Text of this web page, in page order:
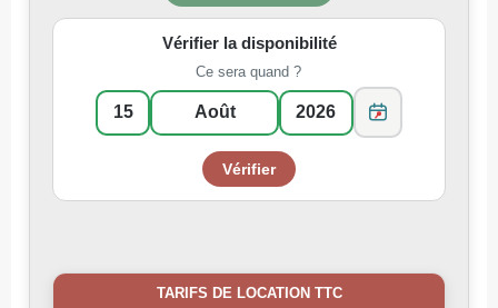
Vérifier la disponibilité
Ce sera quand ?
TARIFS DE LOCATION TTC